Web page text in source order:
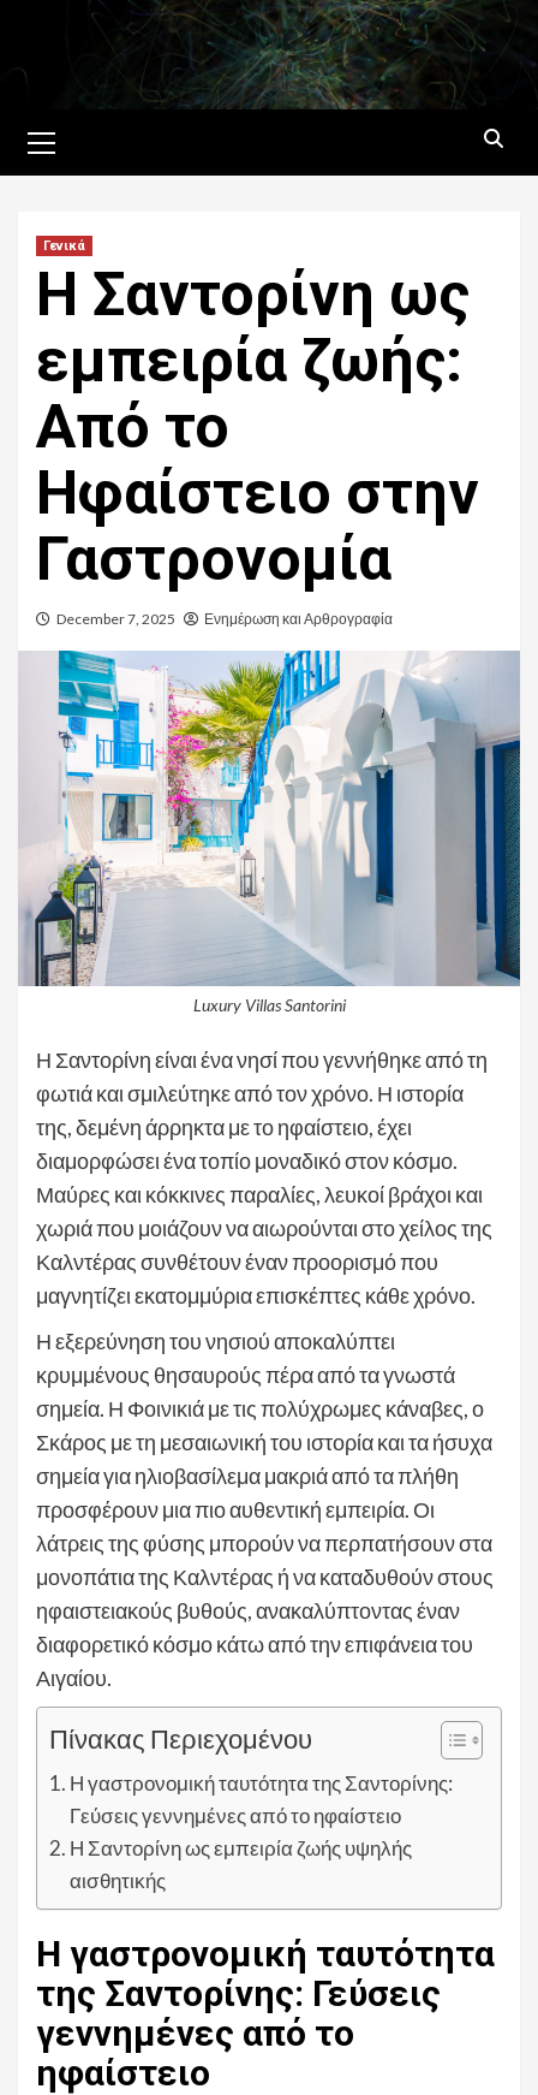
content
Menu
Γενικά
Η Σαντορίνη ως
εμπειρία ζωής:
Από το
Ηφαίστειο στην
Γαστρονομία
December 7, 2025 Ενημέρωση και Αρθρογραφία
Luxury Villas Santorini
Η Σαντορίνη είναι ένα νησί που γεννήθηκε από τη
φωτιά και σμιλεύτηκε από τον χρόνο. Η ιστορία
της, δεμένη άρρηκτα με το ηφαίστειο, έχει
διαμορφώσει ένα τοπίο μοναδικό στον κόσμο.
Μαύρες και κόκκινες παραλίες, λευκοί βράχοι και
χωριά που μοιάζουν να αιωρούνται στο χείλος της
Καλντέρας συνθέτουν έναν προορισμό που
μαγνητίζει εκατομμύρια επισκέπτες κάθε χρόνο.
Η εξερεύνηση του νησιού αποκαλύπτει
κρυμμένους θησαυρούς πέρα από τα γνωστά
σημεία. Η Φοινικιά με τις πολύχρωμες κάναβες, ο
Σκάρος με τη μεσαιωνική του ιστορία και τα ήσυχα
σημεία για ηλιοβασίλεμα μακριά από τα πλήθη
προσφέρουν μια πιο αυθεντική εμπειρία. Οι
λάτρεις της φύσης μπορούν να περπατήσουν στα
μονοπάτια της Καλντέρας ή να καταδυθούν στους
ηφαιστειακούς βυθούς, ανακαλύπτοντας έναν
διαφορετικό κόσμο κάτω από την επιφάνεια του
Αιγαίου.
Πίνακας Περιεχομένου
Η γαστρονομική ταυτότητα της Σαντορίνης:
Γεύσεις γεννημένες από το ηφαίστειο
Η Σαντορίνη ως εμπειρία ζωής υψηλής
αισθητικής
Η γαστρονομική ταυτότητα
της Σαντορίνης: Γεύσεις
γεννημένες από το
ηφαίστειο